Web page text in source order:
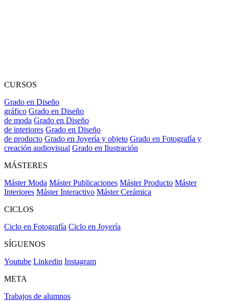
CURSOS
Grado en Diseño
gráfico Grado en Diseño
de moda Grado en Diseño
de interiores Grado en Diseño
de producto Grado en Joyería y objeto Grado en Fotografía y
creación audiovisual Grado en Ilustración
MÁSTERES
Máster Moda Máster Publicaciones Máster Producto Máster
Interiores Máster Interactivo Máster Cerámica
CICLOS
Ciclo en Fotografía Ciclo en Joyería
SÍGUENOS
Youtube Linkedin Instagram
META
Trabajos de alumnos